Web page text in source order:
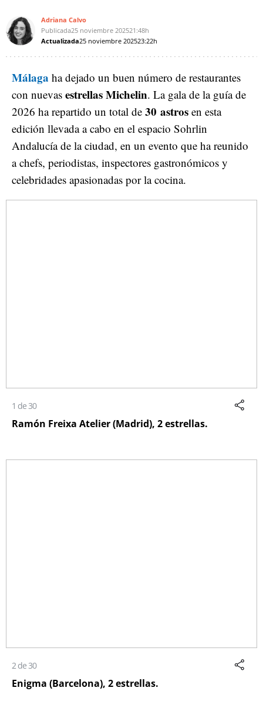
Adriana Calvo
Publicada25 noviembre 202521:48h
Actualizada25 noviembre 202523:22h
Málaga ha dejado un buen número de restaurantes
con nuevas estrellas Michelin. La gala de la guía de
2026 ha repartido un total de 30 astros en esta
edición llevada a cabo en el espacio Sohrlin
Andalucía de la ciudad, en un evento que ha reunido
a chefs, periodistas, inspectores gastronómicos y
celebridades apasionadas por la cocina.
1 de 30
Ramón Freixa Atelier (Madrid), 2 estrellas.
2 de 30
Enigma (Barcelona), 2 estrellas.